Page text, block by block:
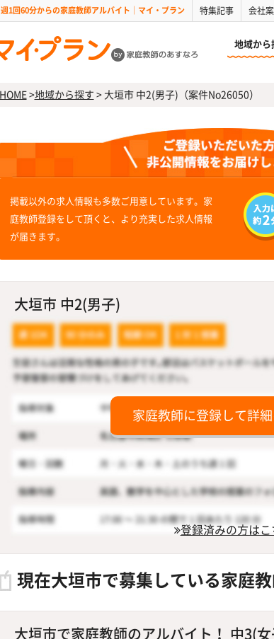
週1回60分からの家庭教師アルバイト｜マイ・プラン 特集記事 会社
地域から
HOME>地域から探す >大垣市 中2(男子)（案件No26050）
掲載以外の求人情報も多数ご用意しています。家
庭教師登録をして頂くと、より充実した求人情報
が届きます。
大垣市 中2(男子)
家庭教師に登録して詳
登録済みの方は
現在大垣市で募集している家庭
大垣市で家庭教師のアルバイト！ 中3(女